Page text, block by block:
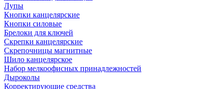
Лупы
Кнопки канцелярские
Кнопки силовые
Брелоки для ключей
Скрепки канцелярские
Скрепочницы магнитные
Шило канцелярское
Набор мелкоофисных принадлежностей
Дыроколы
Корректирующие средства